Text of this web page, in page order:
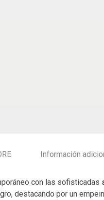
Información
con las sofisticadas
destacando por un